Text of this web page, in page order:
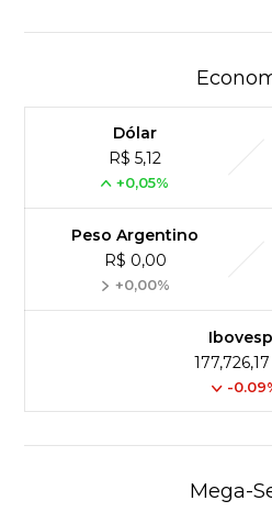
Dólar
R$ 5,12
+0,05%
Peso Argentino
R$ 0,00
+0,00%
-
Mega-